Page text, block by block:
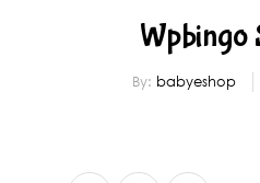
Wpbingo
By: babyeshop